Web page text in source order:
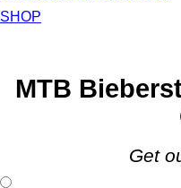
SHOP
MTB
Get